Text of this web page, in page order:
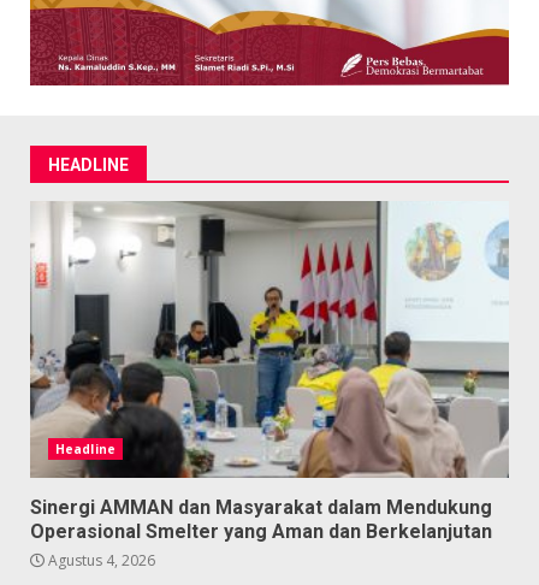
HEADLINE
Headline
Sinergi AMMAN dan Masyarakat dalam Mendukung
Operasional Smelter yang Aman dan Berkelanjutan
Agustus 4, 2026